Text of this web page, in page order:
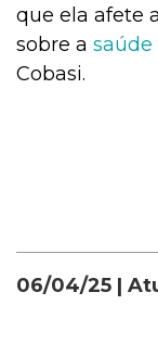
que ela afete
sobre a saúde
Cobasi.
06/04/25 |